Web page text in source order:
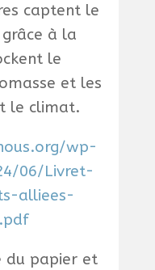
captent le
grâce à la
le
et les
le climat.
wp-
06/Livret-
alliees-
du papier et